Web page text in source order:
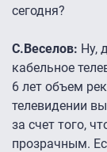
сегодня?
С.Веселов: Ну,
кабельное
6 лет объем
телевидении
за счет того,
прозрачным.